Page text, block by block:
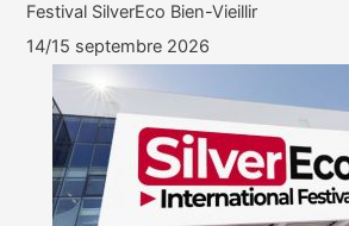
Festival SilverEco Bien-Vieillir
14/15 septembre 2026